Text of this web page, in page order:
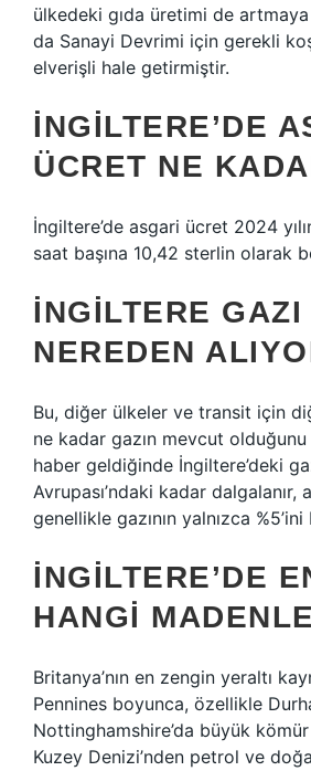
ülkedeki gıda üretimi de
da Sanayi Devrimi için gerekli
elverişli hale getirmiştir.
İNGILTERE’DE
ÜCRET NE
İngiltere’de asgari ücret 2024
saat başına 10,42 sterlin olarak
İNGILTERE GAZI
NEREDEN
Bu, diğer ülkeler ve transit için
ne kadar gazın mevcut olduğunu
haber geldiğinde İngiltere’deki
Avrupası’ndaki kadar dalgalanır,
genellikle gazının yalnızca %5’ini
İNGILTERE’DE
HANGI
Britanya’nın en zengin yeraltı
Pennines boyunca, özellikle
Nottinghamshire’da büyük kömür
Kuzey Denizi’nden petrol ve